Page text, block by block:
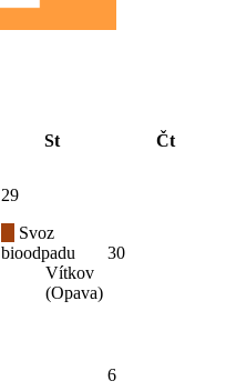
St
Čt
29
Svoz
bioodpadu
Vítkov
(Opava)
30
6